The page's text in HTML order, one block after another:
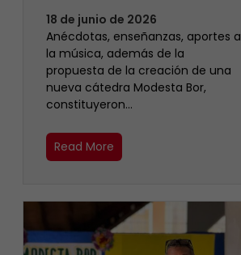
18 de junio de 2026
Anécdotas, enseñanzas, aportes a
la música, además de la
propuesta de la creación de una
nueva cátedra Modesta Bor,
constituyeron…
Read More